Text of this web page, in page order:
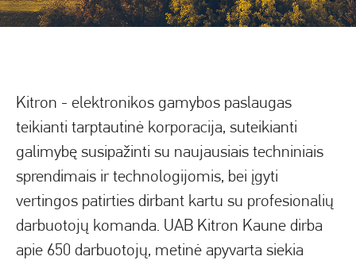
Kitron - elektronikos gamybos paslaugas
teikianti tarptautinė korporacija, suteikianti
galimybę susipažinti su naujausiais techniniais
sprendimais ir technologijomis, bei įgyti
vertingos patirties dirbant kartu su profesionalių
darbuotojų komanda. UAB Kitron Kaune dirba
apie 650 darbuotojų, metinė apyvarta siekia